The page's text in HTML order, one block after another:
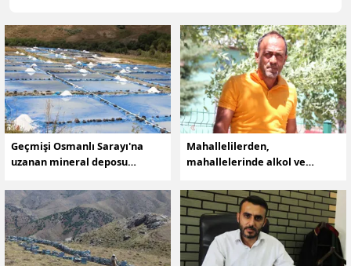
Geçmişi Osmanlı Sarayı'na
uzanan mineral deposu
Mahallelilerden,
mahallelerinde alkol ve